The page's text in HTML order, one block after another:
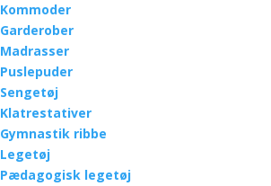
Kommoder
Garderober
Madrasser
Puslepuder
Sengetøj
Klatrestativer
Gymnastik ribbe
Legetøj
Pædagogisk legetøj